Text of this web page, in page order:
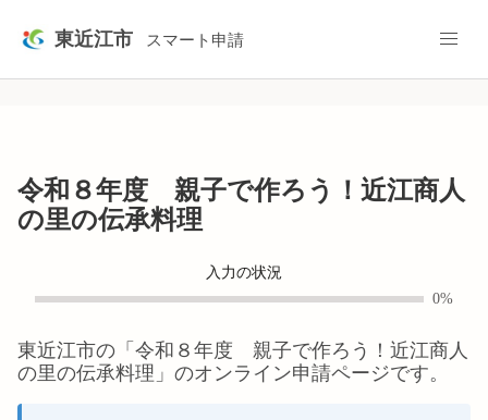
東近江市 スマート申請
令和８年度 親子で作ろう！近江商人
の里の伝承料理
入力の状況
0%
東近江市の「 令和８年度 親子で作ろう！近江商人
の里の伝承料理 」のオンライン申請ページです。